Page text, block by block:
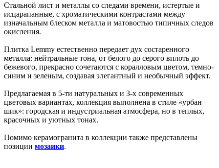
Стальной лист и металлы со следами времени, истертые и
исцарапанные, с хроматическими контрастами между
изначальным блеском металла и матовостью типичных следов
окисления.
Плитка Lemmy естественно передает дух состаренного
металла: нейтральные тона, от белого до серого вплоть до
бежевого, прекрасно сочетаются с коралловым цветом, темно-
синим и зеленым, создавая элегантный и необычный эффект.
Предлагаемая в 5-ти натуральных и 3-х современных
цветовых вариантах, коллекция выполнена в стиле «урбан
шик»: городская и индустриальная атмосфера, но в теплых,
красочных и уютных тонах.
Помимо керамогранита в коллекции также представлены
позиции мозаики.